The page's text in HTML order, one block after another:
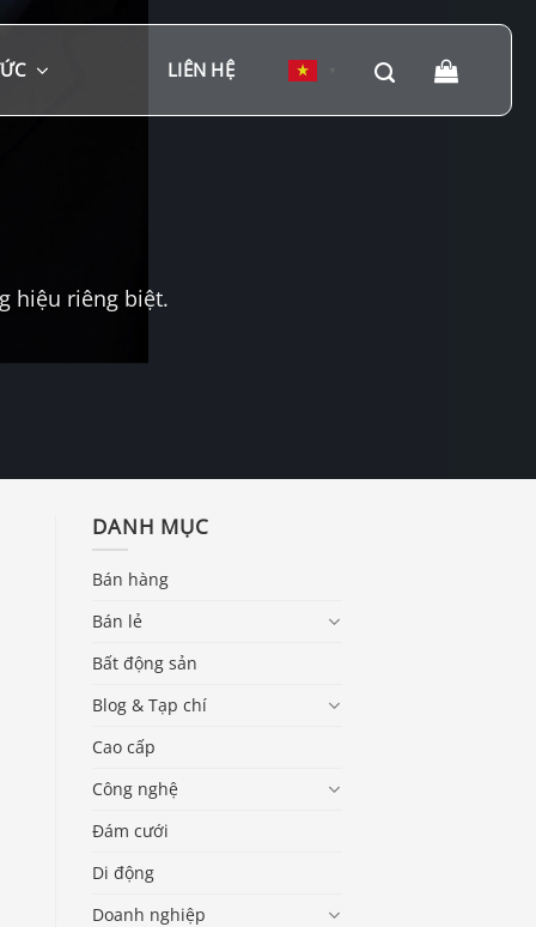
LIÊN HỆ
hiệu riêng biệt.
DANH MỤC
Bán hàng
Bán lẻ
Bất động sản
Blog & Tạp chí
Cao cấp
Công nghệ
Đám cưới
Di động
Doanh nghiệp